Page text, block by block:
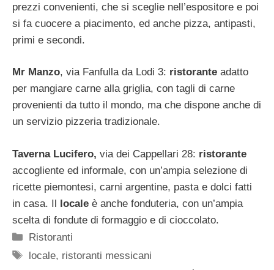
prezzi convenienti, che si sceglie nell’espositore e poi
si fa cuocere a piacimento, ed anche pizza, antipasti,
primi e secondi.
Mr Manzo, via Fanfulla da Lodi 3: ristorante adatto
per mangiare carne alla griglia, con tagli di carne
provenienti da tutto il mondo, ma che dispone anche di
un servizio pizzeria tradizionale.
Taverna Lucifero, via dei Cappellari 28: ristorante
accogliente ed informale, con un’ampia selezione di
ricette piemontesi, carni argentine, pasta e dolci fatti
in casa. Il locale è anche fonduteria, con un’ampia
scelta di fondute di formaggio e di cioccolato.
Categorie
Ristoranti
Tag
locale, ristoranti messicani